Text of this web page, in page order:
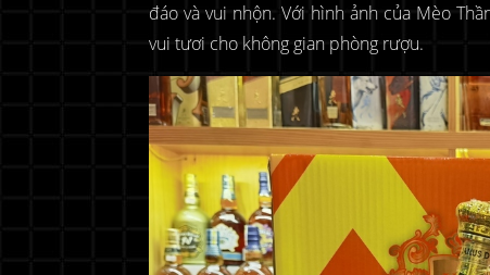
đáo và vui nhộn. Với hình ảnh của Mèo
vui tươi cho không gian phòng rượu.